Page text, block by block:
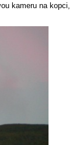
kameru na kopci,